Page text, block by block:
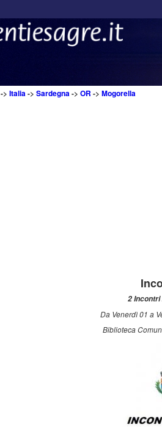
-> Italia-> Sardegna-> OR -> Mogorella
2 Incontri
Da Venerdì 01 a
Biblioteca